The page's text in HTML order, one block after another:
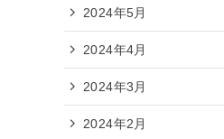
2024年5月
2024年4月
2024年3月
2024年2月